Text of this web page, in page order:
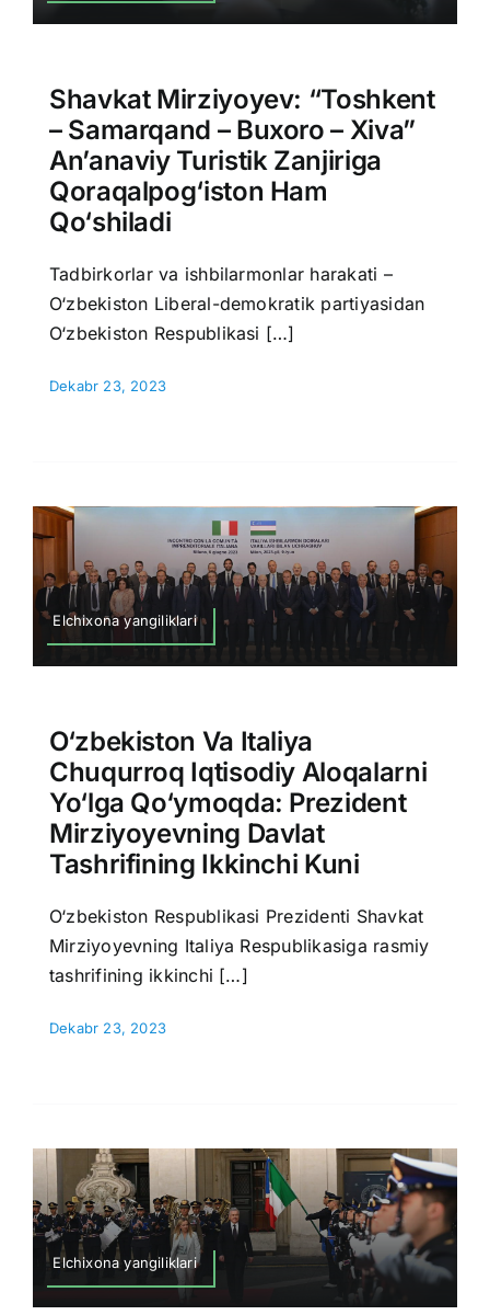
Shavkat Mirziyoyev: “Toshkent
– Samarqand – Buxoro – Xiva”
An’anaviy Turistik Zanjiriga
Qoraqalpog‘iston Ham
Qo‘shiladi
Tadbirkorlar va ishbilarmonlar harakati –
O‘zbekiston Liberal-demokratik partiyasidan
O‘zbekiston Respublikasi […]
Dekabr 23, 2023
Elchixona yangiliklari
O‘zbekiston Va Italiya
Chuqurroq Iqtisodiy Aloqalarni
Yo‘lga Qo‘ymoqda: Prezident
Mirziyoyevning Davlat
Tashrifining Ikkinchi Kuni
O‘zbekiston Respublikasi Prezidenti Shavkat
Mirziyoyevning Italiya Respublikasiga rasmiy
tashrifining ikkinchi […]
Dekabr 23, 2023
Elchixona yangiliklari